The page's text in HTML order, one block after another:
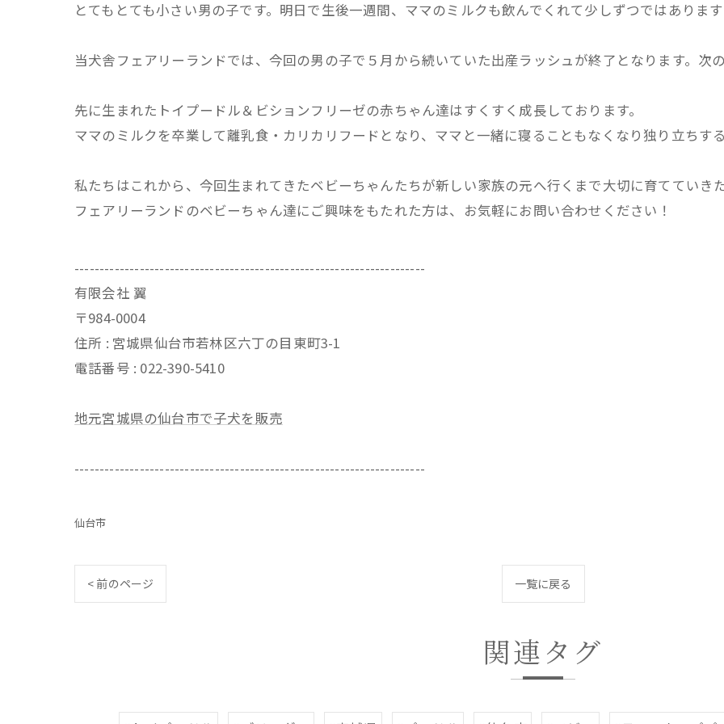
とてもとても小さい男の子です。明日で生後一週間、ママのミルクも飲んでくれて少しずつではありま
当犬舎フェアリーランドでは、今回の男の子で５月から続いていた出産ラッシュが終了となります。次
先に生まれたトイプードル＆ビションフリーゼの赤ちゃん達はすくすく成長しております。
ママのミルクを卒業して離乳食・カリカリフードとなり、ママと一緒に寝ることもなくなり独り立ちす
私たちはこれから、今回生まれてきたベビーちゃんたちが新しい家族の元へ行くまで大切に育てていき
フェアリーランドのベビーちゃん達にご興味をもたれた方は、お気軽にお問い合わせください！
----------------------------------------------------------------------
有限会社 翼
〒984-0004
住所 : 宮城県仙台市若林区六丁の目東町3-1
電話番号 : 022-390-5410
地元宮城県の仙台市で子犬を販売
----------------------------------------------------------------------
仙台市
< 前のページ 一覧に戻る
関連タグ